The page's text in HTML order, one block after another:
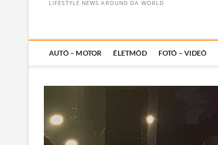
LIFESTYLE NEWS AROUND DA WORLD
AUTÓ – MOTOR ÉLETMÓD FOTÓ – VIDEÓ